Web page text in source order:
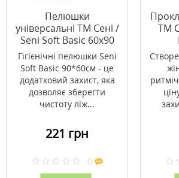
Пелюшки
універсальні ТМ Сені /
Seni Soft Basic 60х90
№10
Гігієнічні пелюшки Seni
Soft Basic 90*60см - це
додатковий захист, яка
дозволяє зберегти
чистоту ліж...
221 грн
0
ТМ